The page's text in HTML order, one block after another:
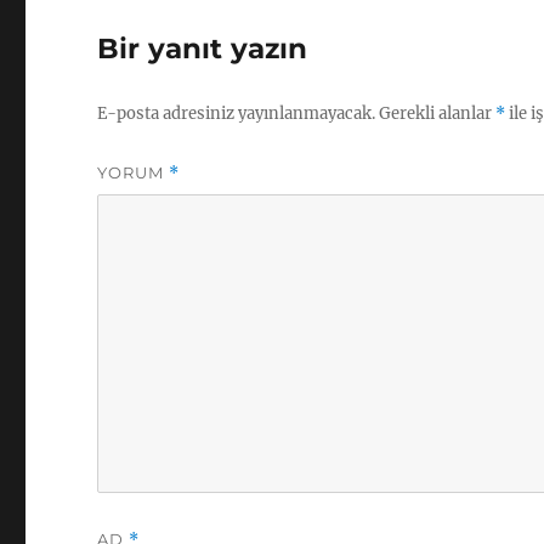
Bir yanıt yazın
E-posta adresiniz yayınlanmayacak.Gerekli alanlar *ile
YORUM *
AD *